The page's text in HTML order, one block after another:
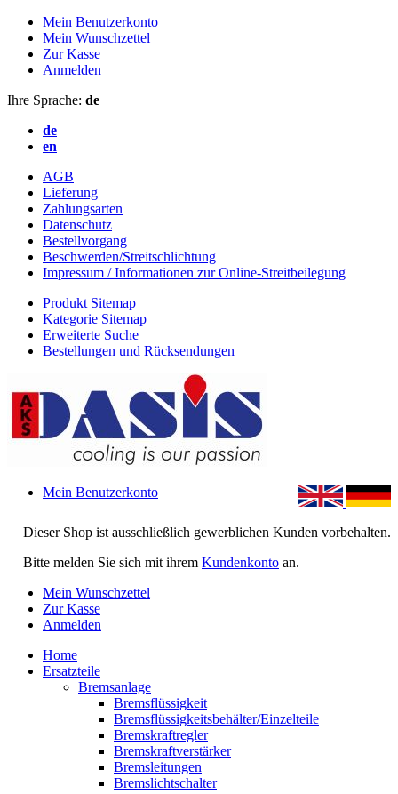
Mein Benutzerkonto
Mein Wunschzettel
Zur Kasse
Anmelden
Ihre Sprache: de
de
en
AGB
Lieferung
Zahlungsarten
Datenschutz
Bestellvorgang
Beschwerden/Streitschlichtung
Impressum / Informationen zur Online-Streitbeilegung
Produkt Sitemap
Kategorie Sitemap
Erweiterte Suche
Bestellungen und Rücksendungen
Dieser Shop ist ausschließlich gewerblichen Kunden vorbehalten.
Bitte melden Sie sich mit ihrem Kundenkonto an.
Mein Benutzerkonto
Mein Wunschzettel
Zur Kasse
Anmelden
Home
Ersatzteile
Bremsanlage
Bremsflüssigkeit
Bremsflüssigkeitsbehälter/Einzelteile
Bremskraftregler
Bremskraftverstärker
Bremsleitungen
Bremslichtschalter